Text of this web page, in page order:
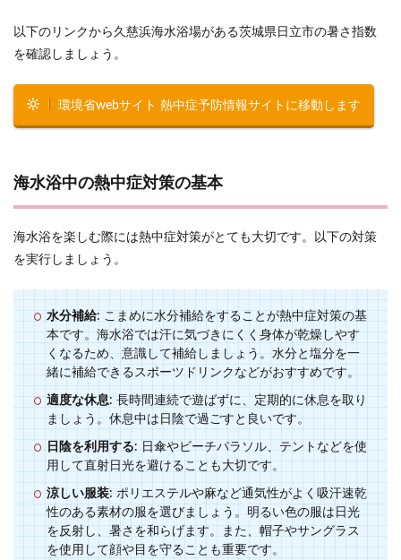
以下のリンクから久慈浜海水浴場がある茨城県日立市の暑さ指数
を確認しましょう。
環境省webサイト 熱中症予防情報サイトに移動します
海水浴中の熱中症対策の基本
海水浴を楽しむ際には熱中症対策がとても大切です。以下の対策
を実行しましょう。
水分補給: こまめに水分補給をすることが熱中症対策の基
本です。海水浴では汗に気づきにくく身体が乾燥しやす
くなるため、意識して補給しましょう。水分と塩分を一
緒に補給できるスポーツドリンクなどがおすすめです。
適度な休息: 長時間連続で遊ばずに、定期的に休息を取り
ましょう。休息中は日陰で過ごすと良いです。
日陰を利用する: 日傘やビーチパラソル、テントなどを使
用して直射日光を避けることも大切です。
涼しい服装: ポリエステルや麻など通気性がよく吸汗速乾
性のある素材の服を選びましょう。明るい色の服は日光
を反射し、暑さを和らげます。また、帽子やサングラス
を使用して顔や目を守ることも重要です。